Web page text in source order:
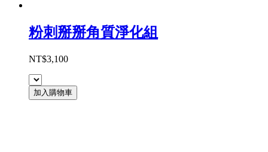
粉刺掰掰角質淨化組
NT$3,100
加入購物車